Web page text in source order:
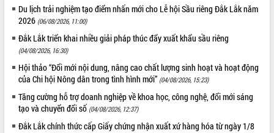
mới
Chuyển đổi số 'mở đường' cho nông
nghiệp Đắk Lắk tăng trưởng bứt phá
Triển khai đồng bộ đo đạc, lập hồ sơ
địa chính, hoàn thiện cơ sở dữ liệu đất
đai
Ứng dụng sinh trắc học - Bước tiến
trong hành trình chuyển đổi số tại Đắk
Lắk
Đắk Lắk nâng cao hiệu quả công tác
Du lịch trải nghiệm tạo điểm nhấn mới cho Lễ hội Sầu riêng Đắk Lắk năm
2026 (06/08/2026, 11:00)
Đắk Lắk triển khai nhiều giải pháp thúc đẩy xuất khẩu sầu riêng
(04/08/2026, 16:30)
Hội thảo “Đổi mới nội dung, nâng cao chất lượng sinh hoạt và hoạt động
của Chi hội Nông dân trong tình hình mới” (04/08/2026, 15:23)
Tăng cường hỗ trợ doanh nghiệp về khoa học, công nghệ, đổi mới sáng
tạo và chuyển đổi số (04/08/2026, 12:37)
Đắk Lắk chính thức cấp Giấy chứng nhận xuất xứ hàng hóa từ ngày 1/8